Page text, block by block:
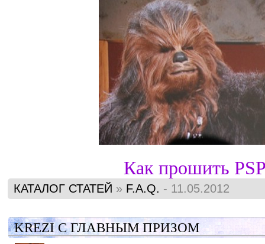
Как прошить
КАТАЛОГ СТАТЕЙ » F.A.Q. - 11.05.2012
KREZI С ГЛАВНЫМ ПРИЗОМ